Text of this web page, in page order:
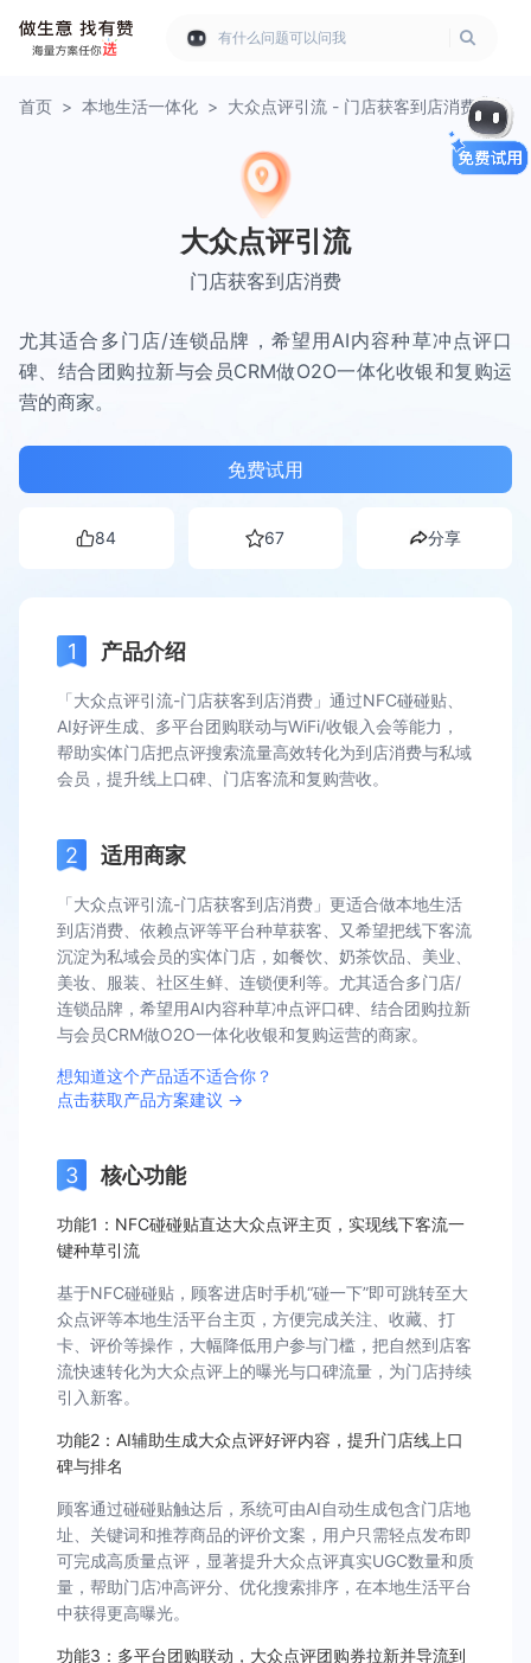
有什么问题可以问我
首页 > 本地生活一体化 > 大众点评引流 - 门店获客到店消费
大众点评引流
门店获客到店消费
尤其适合多门店/连锁品牌，希望用AI内容种草冲点评口
碑、结合团购拉新与会员CRM做O2O一体化收银和复购运
营的商家。
免费试用
84 67 分享
产品介绍
「大众点评引流-门店获客到店消费」通过NFC碰碰贴、
AI好评生成、多平台团购联动与WiFi/收银入会等能力，
帮助实体门店把点评搜索流量高效转化为到店消费与私域
会员，提升线上口碑、门店客流和复购营收。
适用商家
「大众点评引流-门店获客到店消费」更适合做本地生活
到店消费、依赖点评等平台种草获客、又希望把线下客流
沉淀为私域会员的实体门店，如餐饮、奶茶饮品、美业、
美妆、服装、社区生鲜、连锁便利等。尤其适合多门店/
连锁品牌，希望用AI内容种草冲点评口碑、结合团购拉新
与会员CRM做O2O一体化收银和复购运营的商家。
想知道这个产品适不适合你？
点击获取产品方案建议 →
核心功能
功能1：NFC碰碰贴直达大众点评主页，实现线下客流一
键种草引流
基于NFC碰碰贴，顾客进店时手机“碰一下”即可跳转至大
众点评等本地生活平台主页，方便完成关注、收藏、打
卡、评价等操作，大幅降低用户参与门槛，把自然到店客
流快速转化为大众点评上的曝光与口碑流量，为门店持续
引入新客。
功能2：AI辅助生成大众点评好评内容，提升门店线上口
碑与排名
顾客通过碰碰贴触达后，系统可由AI自动生成包含门店地
址、关键词和推荐商品的评价文案，用户只需轻点发布即
可完成高质量点评，显著提升大众点评真实UGC数量和质
量，帮助门店冲高评分、优化搜索排序，在本地生活平台
中获得更高曝光。
功能3：多平台团购联动，大众点评团购券拉新并导流到